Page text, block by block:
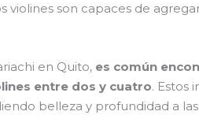
violines son capaces de
en Quito, es común
entre dos y cuatro. Estos
belleza y profundidad a